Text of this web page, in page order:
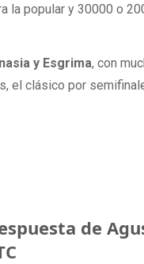
la popular y 30000 o
y Esgrima, con
el clásico por
de